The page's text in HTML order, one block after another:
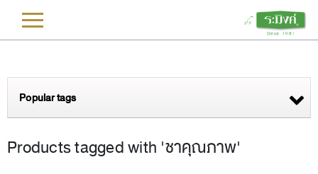
Popular tags
Products tagged with 'ชาคุณภาพ'